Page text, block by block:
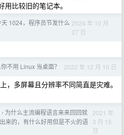
比较旧的笔记本。
天 1024，程序员节发什么 2024 年 10 月
27 日
不用 Linux 当桌面？ 2022 年 12 月 10 日
多屏幕且分辨率不同简直是灾难。
› 为什么主流编程语言来来回回就
来的，有什么好用但是不火的语
2021 年
3 月 15
日